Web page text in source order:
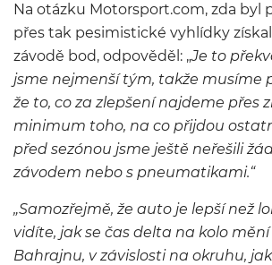
Na otázku Motorsport.com, zda byl
přes tak pesimistické vyhlídky
závodě bod, odpověděl: „Je to
jsme nejmenší tým, takže musíme
že to, co za zlepšení najdeme přes
minimum toho, na co přijdou
před sezónou jsme ještě neřešili
závodem nebo s pneumatikami.“
„Samozřejmě, že auto je lepší než
vidíte, jak se čas delta na kolo
Bahrajnu, v závislosti na okruhu,